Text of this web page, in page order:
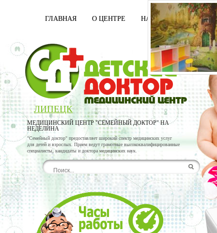
ГЛАВНАЯ О ЦЕНТРЕ НАШИ ВРАЧИ
ЛИПЕЦК
МЕДИЦИНСКИЙ ЦЕНТР "СЕМЕЙНЫЙ ДОКТОР" НА
НЕДЕЛИНА
"Семейный доктор" предоставляет широкий спектр медицинских услуг
для детей и взрослых. Прием ведут грамотные высококвалифицированные
специалисты, кандидаты и доктора медицинских наук.